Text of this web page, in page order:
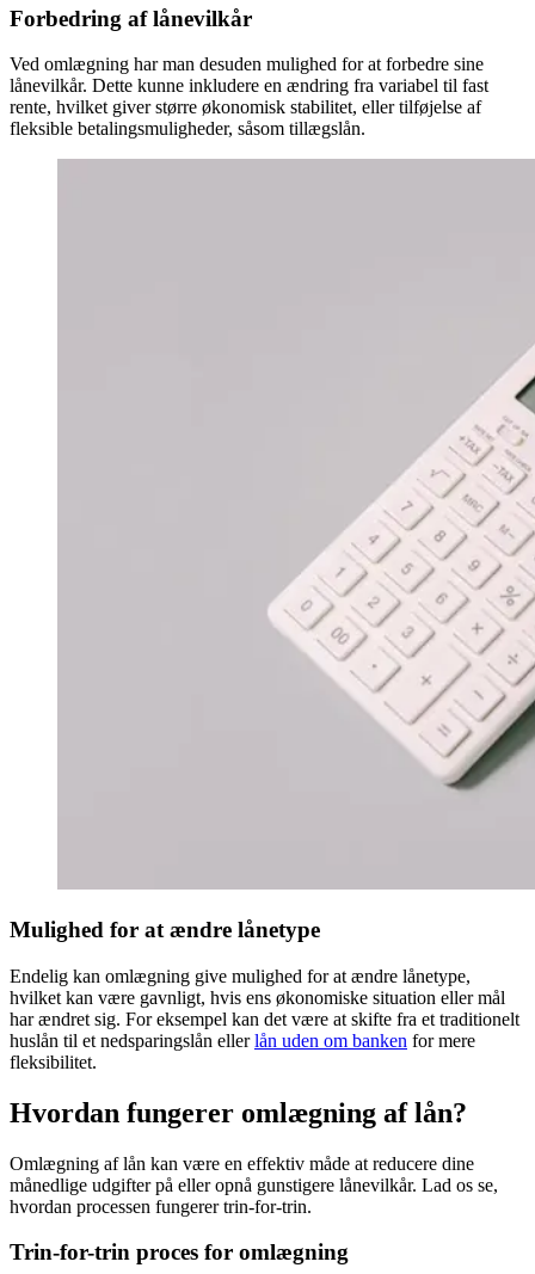
Forbedring af lånevilkår
Ved omlægning har man desuden mulighed for at forbedre sine
lånevilkår. Dette kunne inkludere en ændring fra variabel til fast
rente, hvilket giver større økonomisk stabilitet, eller tilføjelse af
fleksible betalingsmuligheder, såsom tillægslån.
Mulighed for at ændre lånetype
Endelig kan omlægning give mulighed for at ændre lånetype,
hvilket kan være gavnligt, hvis ens økonomiske situation eller mål
har ændret sig. For eksempel kan det være at skifte fra et traditionelt
huslån til et nedsparingslån ellerlån uden om banken for mere
fleksibilitet.
Hvordan fungerer omlægning af lån?
Omlægning af lån kan være en effektiv måde at reducere dine
månedlige udgifter på eller opnå gunstigere lånevilkår. Lad os se,
hvordan processen fungerer trin-for-trin.
Trin-for-trin proces for omlægning